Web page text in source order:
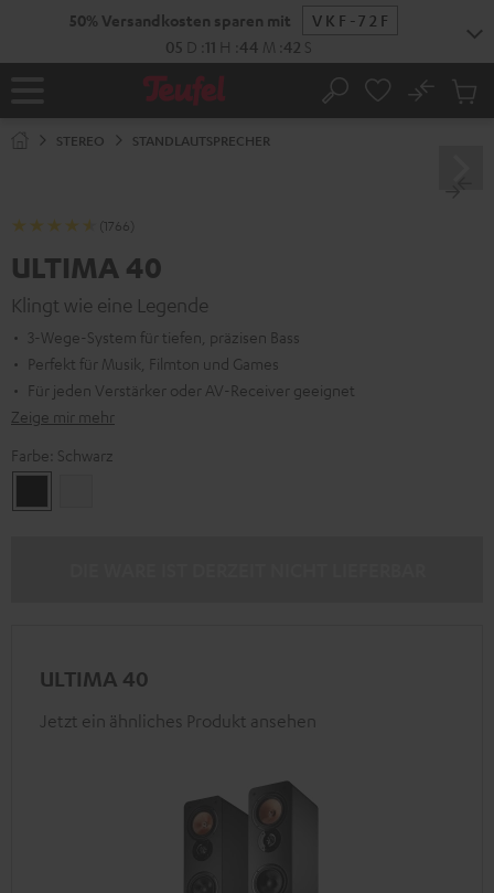
50% Versandkosten sparen mit
VKF-72F
05 D :11 H :44 M :41 S
Startseite Suche
No
STEREO STANDLAUTSPRECHER
(1766)
ULTIMA 40
Klingt wie eine Legende
3-Wege-System für tiefen, präzisen Bass
Perfekt für Musik, Filmton und Games
Für jeden Verstärker oder AV-Receiver geeignet
Zeige mir mehr
Farbe: Schwarz
ULTIMA 40
Jetzt ein ähnliches Produkt ansehen